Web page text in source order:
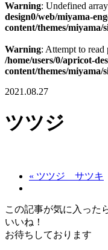
Warning: Undefined
design0/web/miyama-
content/themes/miyama/
Warning: Attempt to
/home/users/0/apricot-
content/themes/miyama/
2021.08.27
ツツジ
« ツツジ サツキ
この記事が気に入った
いいね！
お待ちしております